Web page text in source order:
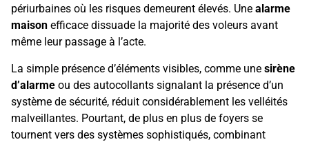
périurbaines où les risques demeurent élevés. Une alarme
maison efficace dissuade la majorité des voleurs avant
même leur passage à l’acte.
La simple présence d’éléments visibles, comme une sirène
d’alarme ou des autocollants signalant la présence d’un
système de sécurité, réduit considérablement les velléités
malveillantes. Pourtant, de plus en plus de foyers se
tournent vers des systèmes sophistiqués, combinant